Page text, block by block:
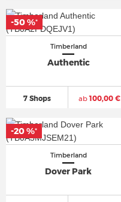
Timberland
Authentic
7 Shops ab100,00 €
-50 %*
Timberland
Dover Park
-20 %*